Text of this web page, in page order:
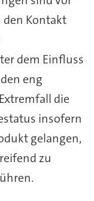
Kontakt
dem Einfluss
eng
die
insofern
gelangen,
zu